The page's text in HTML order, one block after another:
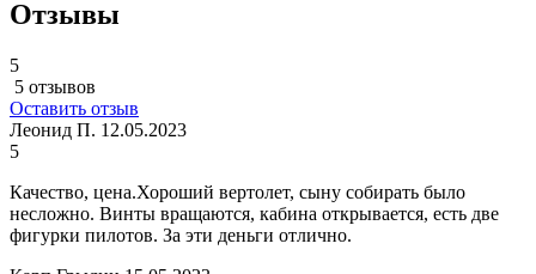
Отзывы
5
5 отзывов
Оставить отзыв
Леонид П. 12.05.2023
5
Качество, цена.Хороший вертолет, сыну собирать было
несложно. Винты вращаются, кабина открывается, есть две
фигурки пилотов. За эти деньги отлично.